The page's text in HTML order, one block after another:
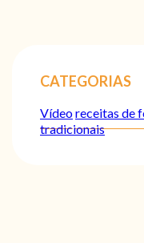
CATEGORIAS
Vídeoreceitas de
tradicionais